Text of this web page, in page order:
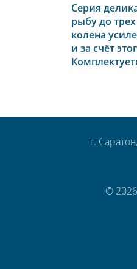
Серия
рыбу до
колена
и за счёт
г.
© 2026